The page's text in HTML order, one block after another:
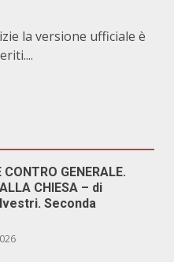
la versione ufficiale è
CONTRO GENERALE.
CHIESA – di
Seconda